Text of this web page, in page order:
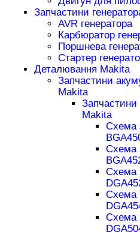
Запчастини
AVR генератора
Карбюратор
Поршнева
Стартер
Деталювання Makita
Запчастини
Makita
Запчастини
Makita
Схема
Схема
Схема
Схема
Схема